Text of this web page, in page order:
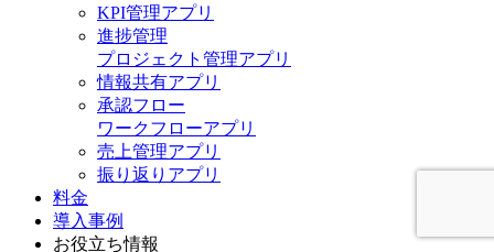
KPI管理アプリ
進捗管理
プロジェクト管理アプリ
情報共有アプリ
承認フロー
ワークフローアプリ
売上管理アプリ
振り返りアプリ
料金
導入事例
お役立ち情報